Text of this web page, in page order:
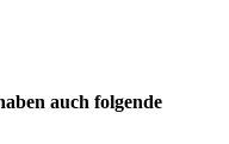
auch folgende